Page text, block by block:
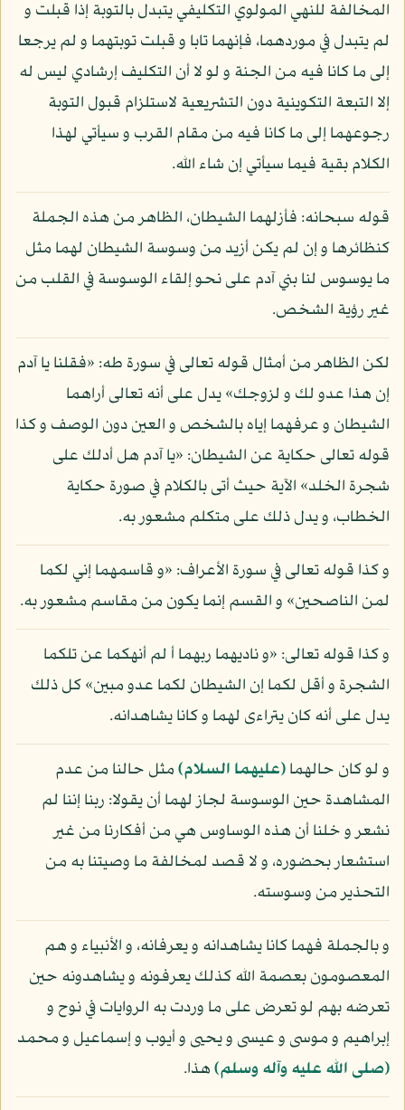
المخالفة للنهي المولوي التكليفي يتبدل بالتوبة إذا قبلت و
لم يتبدل في موردهما، فإنهما تابا و قبلت توبتهما و لم يرجعا
إلى ما كانا فيه من الجنة و لو لا أن التكليف إرشادي ليس له
إلا التبعة التكوينية دون التشريعية لاستلزام قبول التوبة
رجوعهما إلى ما كانا فيه من مقام القرب و سيأتي لهذا
الكلام بقية فيما سيأتي إن شاء الله.
قوله سبحانه: فأزلهما الشيطان، الظاهر من هذه الجملة
كنظائرها و إن لم يكن أزيد من وسوسة الشيطان لهما مثل
ما يوسوس لنا بني آدم على نحو إلقاء الوسوسة في القلب من
غير رؤية الشخص.
لكن الظاهر من أمثال قوله تعالى في سورة طه: «فقلنا يا آدم
إن هذا عدو لك و لزوجك» يدل على أنه تعالى أراهما
الشيطان و عرفهما إياه بالشخص و العين دون الوصف و كذا
قوله تعالى حكاية عن الشيطان: «يا آدم هل أدلك على
شجرة الخلد» الآية حيث أتى بالكلام في صورة حكاية
الخطاب، و يدل ذلك على متكلم مشعور به.
و كذا قوله تعالى في سورة الأعراف: «و قاسمهما إني لكما
لمن الناصحين» و القسم إنما يكون من مقاسم مشعور به.
و كذا قوله تعالى: «و ناديهما ربهما أ لم أنهكما عن تلكما
الشجرة و أقل لكما إن الشيطان لكما عدو مبين» كل ذلك
يدل على أنه كان يتراءى لهما و كانا يشاهدانه.
و لو كان حالهما(عليهما السلام)مثل حالنا من عدم
المشاهدة حين الوسوسة لجاز لهما أن يقولا: ربنا إننا لم
نشعر و خلنا أن هذه الوساوس هي من أفكارنا من غير
استشعار بحضوره، و لا قصد لمخالفة ما وصيتنا به من
التحذير من وسوسته.
و بالجملة فهما كانا يشاهدانه و يعرفانه، و الأنبياء و هم
المعصومون بعصمة الله كذلك يعرفونه و يشاهدونه حين
تعرضه بهم لو تعرض على ما وردت به الروايات في نوح و
إبراهيم و موسى و عيسى و يحيى و أيوب و إسماعيل و محمد
(صلى الله عليه وآله وسلم)هذا.